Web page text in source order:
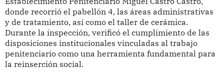
donde recorrió el pabellón 4, las áreas administrativas
y de tratamiento, así como el taller de cerámica.
Durante la inspección, verificó el cumplimiento de las
disposiciones institucionales vinculadas al trabajo
penitenciario como una herramienta fundamental para
la reinserción social.